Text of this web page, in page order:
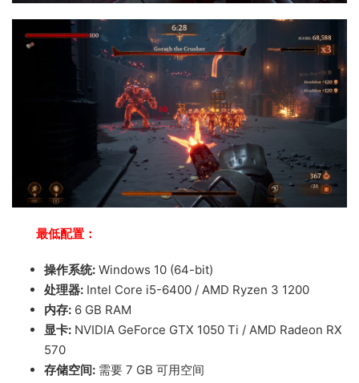
最低配置：
操作系统: Windows 10 (64-bit)
处理器: Intel Core i5-6400 / AMD Ryzen 3 1200
内存: 6 GB RAM
显卡: NVIDIA GeForce GTX 1050 Ti / AMD Radeon RX
570
存储空间: 需要 7 GB 可用空间